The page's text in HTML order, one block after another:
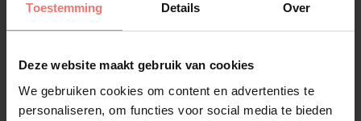
Toestemming Details Over
Deze website maakt gebruik van cookies
We gebruiken cookies om content en advertenties te
personaliseren, om functies voor social media te bieden
Douwe Bob
Lees meer